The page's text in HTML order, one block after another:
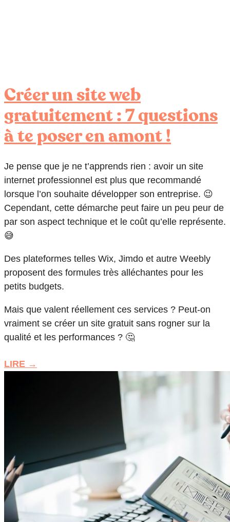
Créer un site web
gratuitement : 7 questions
à te poser en amont !
Je pense que je ne t’apprends rien : avoir un site
internet professionnel est plus que recommandé
lorsque l’on souhaite développer son entreprise. 😉
Cependant, cette démarche peut faire un peu peur de
par son aspect technique et le coût qu’elle représente.
😅
Des plateformes telles Wix, Jimdo et autre Weebly
proposent des formules très alléchantes pour les
petits budgets.
Mais que valent réellement ces services ? Peut-on
vraiment se créer un site gratuit sans rogner sur la
qualité et les performances ? 🤔
LIRE →